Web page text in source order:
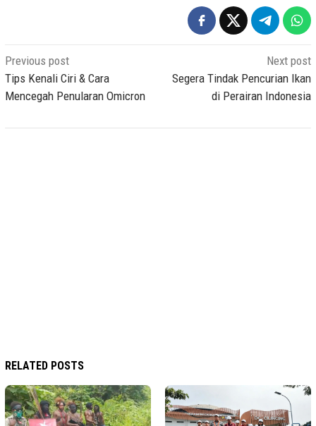
Post
navigation
Previous post
Tips Kenali Ciri & Cara
Mencegah Penularan Omicron
Next post
Segera Tindak Pencurian Ikan
di Perairan Indonesia
RELATED POSTS